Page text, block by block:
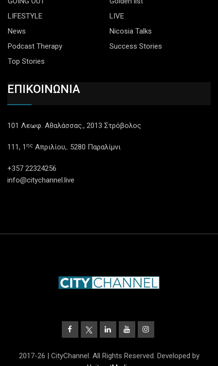
LIFESTYLE
LIVE
News
Nicosia Talks
Podcast Therapy
Success Stories
Top Stories
ΕΠΙΚΟΙΝΩΝΙΑ
101 Λεωφ. Αθαλάσσας., 2013 Στρόβολος
111, 1 ης Απριλίου,. 5280 Παραλίμνι
+357 22324256
info@citychannel.live
2017-26 | CityChannel. All Rights Reserved. Developed by